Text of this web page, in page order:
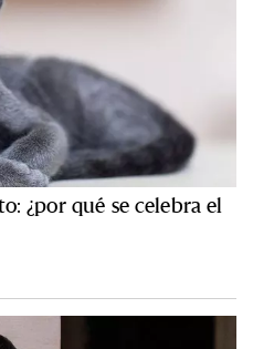
¿por qué se celebra el